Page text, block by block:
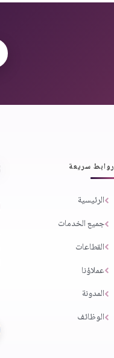
روابط سريعة
الرئيسية
جميع الخدمات
القطاعات
عملاؤنا
المدونة
الوظائف